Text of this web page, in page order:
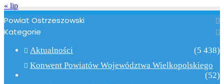
« lip
Powiat Ostrzeszowski
Kategorie
Aktualności
(5 438)
Konwent Powiatów Województwa Wielkopolskiego
(52)